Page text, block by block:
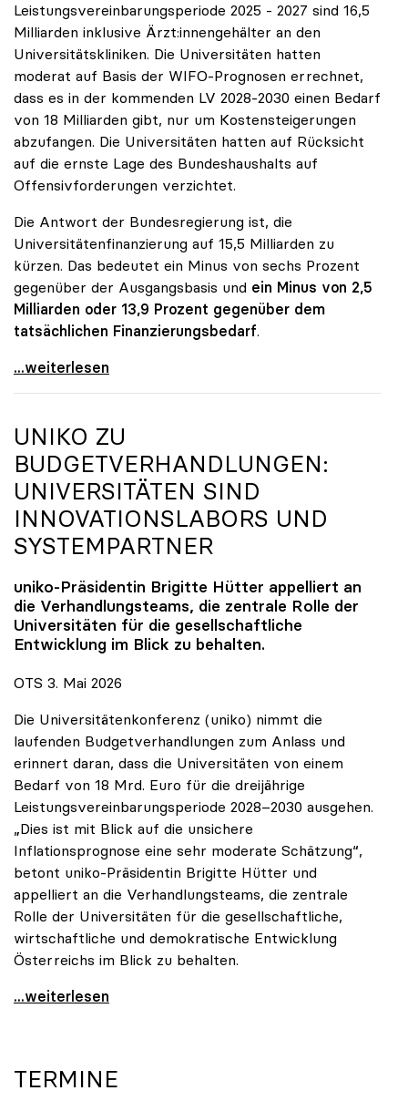
Leistungsvereinbarungsperiode 2025 - 2027 sind 16,5
Milliarden inklusive Ärzt:innengehälter an den
Universitätskliniken. Die Universitäten hatten
moderat auf Basis der WIFO-Prognosen errechnet,
dass es in der kommenden LV 2028-2030 einen Bedarf
von 18 Milliarden gibt, nur um Kostensteigerungen
abzufangen. Die Universitäten hatten auf Rücksicht
auf die ernste Lage des Bundeshaushalts auf
Offensivforderungen verzichtet.
Die Antwort der Bundesregierung ist, die
Universitätenfinanzierung auf 15,5 Milliarden zu
kürzen. Das bedeutet ein Minus von sechs Prozent
gegenüber der Ausgangsbasis und ein Minus von 2,5
Milliarden oder 13,9 Prozent gegenüber dem
tatsächlichen Finanzierungsbedarf.
\"Österreich ist für die heimischen Universitäten
...weiterlesen
UNIKO ZU
BUDGETVERHANDLUNGEN:
UNIVERSITÄTEN SIND
INNOVATIONSLABORS UND
SYSTEMPARTNER
uniko-Präsidentin Brigitte Hütter appelliert an
die Verhandlungsteams, die zentrale Rolle der
Universitäten für die gesellschaftliche
Entwicklung im Blick zu behalten.
OTS 3. Mai 2026
Die Universitätenkonferenz (uniko) nimmt die
laufenden Budgetverhandlungen zum Anlass und
erinnert daran, dass die Universitäten von einem
Bedarf von 18 Mrd. Euro für die dreijährige
Leistungsvereinbarungsperiode 2028–2030 ausgehen.
„Dies ist mit Blick auf die unsichere
Inflationsprognose eine sehr moderate Schätzung“,
betont uniko-Präsidentin Brigitte Hütter und
appelliert an die Verhandlungsteams, die zentrale
Rolle der Universitäten für die gesellschaftliche,
wirtschaftliche und demokratische Entwicklung
Österreichs im Blick zu behalten.
uniko zu Budgetverhandlungen: Universitäten sind
...weiterlesen
TERMINE